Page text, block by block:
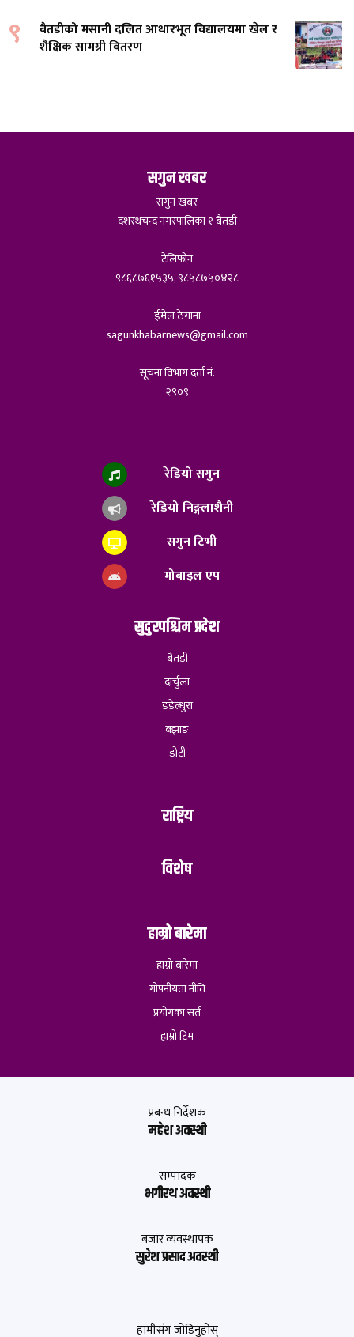
९
बैतडीको मसानी दलित आधारभूत विद्यालयमा खेल र
शैक्षिक सामग्री वितरण
सगुन खबर
सगुन खबर
दशरथचन्द नगरपालिका १ बैतडी
टेलिफोन
९८६८७६१५३५, ९८५८७५०४२८
ईमेल ठेगाना
sagunkhabarnews@gmail.com
सूचना विभाग दर्ता नं.
२९०९
रेडियो सगुन
रेडियो निङ्गलाशैनी
सगुन टिभी
मोबाइल एप
सुदुरपश्चिम प्रदेश
बैतडी
दार्चुला
डडेल्धुरा
बझाङ
डोटी
राष्ट्रिय
विशेष
हाम्रो बारेमा
हाम्रो बारेमा
गोपनीयता नीति
प्रयोगका सर्त
हाम्रो टिम
प्रबन्ध निर्देशक
महेश अवस्थी
सम्पादक
भगीरथ अवस्थी
बजार व्यवस्थापक
सुरेश प्रसाद अवस्थी
हामीसंग जोडिनुहोस्